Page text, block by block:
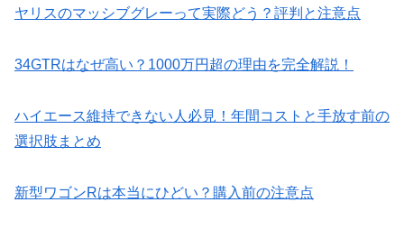
ヤリスのマッシブグレーって実際どう？評判と注意点
34GTRはなぜ高い？1000万円超の理由を完全解説！
ハイエース維持できない人必見！年間コストと手放す前の
選択肢まとめ
新型ワゴンRは本当にひどい？購入前の注意点